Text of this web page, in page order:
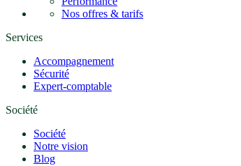
Nos offres & tarifs
Services
Accompagnement
Sécurité
Expert-comptable
Société
Société
Notre vision
Blog